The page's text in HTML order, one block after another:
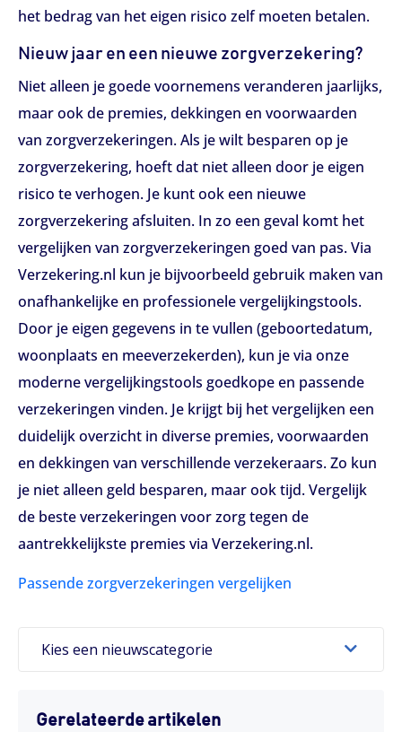
het bedrag van het eigen risico zelf moeten betalen.
Nieuw jaar en een nieuwe zorgverzekering?
Niet alleen je goede voornemens veranderen jaarlijks,
maar ook de premies, dekkingen en voorwaarden
van zorgverzekeringen. Als je wilt besparen op je
zorgverzekering, hoeft dat niet alleen door je eigen
risico te verhogen. Je kunt ook een nieuwe
zorgverzekering afsluiten. In zo een geval komt het
vergelijken van zorgverzekeringen goed van pas. Via
Verzekering.nl kun je bijvoorbeeld gebruik maken van
onafhankelijke en professionele vergelijkingstools.
Door je eigen gegevens in te vullen (geboortedatum,
woonplaats en meeverzekerden), kun je via onze
moderne vergelijkingstools goedkope en passende
verzekeringen vinden. Je krijgt bij het vergelijken een
duidelijk overzicht in diverse premies, voorwaarden
en dekkingen van verschillende verzekeraars. Zo kun
je niet alleen geld besparen, maar ook tijd. Vergelijk
de beste verzekeringen voor zorg tegen de
aantrekkelijkste premies via Verzekering.nl.
Passende zorgverzekeringen vergelijken
Kies een nieuwscategorie
Gerelateerde artikelen